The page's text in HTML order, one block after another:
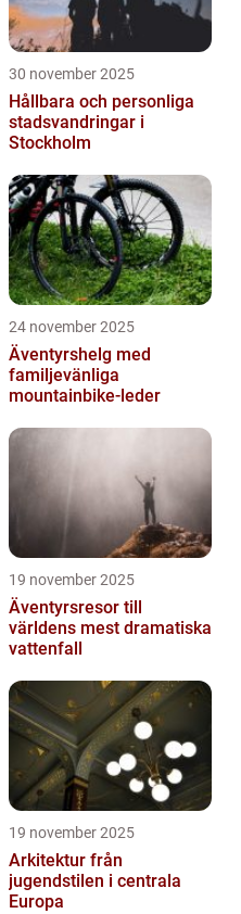
30 november 2025
Hållbara och personliga
stadsvandringar i
Stockholm
24 november 2025
Äventyrshelg med
familjevänliga
mountainbike-leder
19 november 2025
Äventyrsresor till
världens mest dramatiska
vattenfall
19 november 2025
Arkitektur från
jugendstilen i centrala
Europa